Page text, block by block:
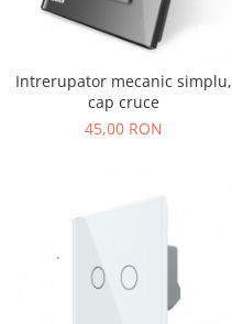
Intrerupator mecanic simplu,
cap cruce
45,00 RON